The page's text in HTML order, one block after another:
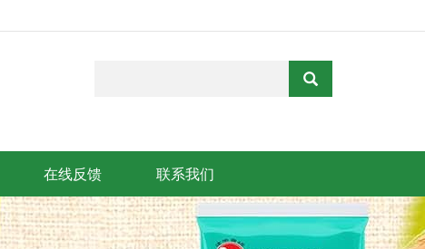
在线反馈 联系我们